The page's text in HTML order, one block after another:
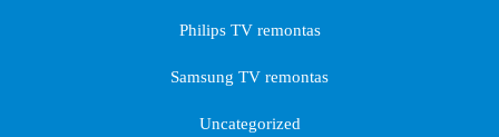
Philips TV remontas
Samsung TV remontas
Uncategorized